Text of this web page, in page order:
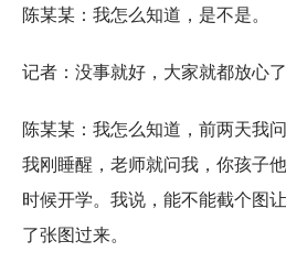
陈某某：我怎么知道，是不是。
记者：没事就好，大家就都放心了
陈某某：我怎么知道，前两天我
我刚睡醒，老师就问我，你孩子
时候开学。我说，能不能截个图
了张图过来。